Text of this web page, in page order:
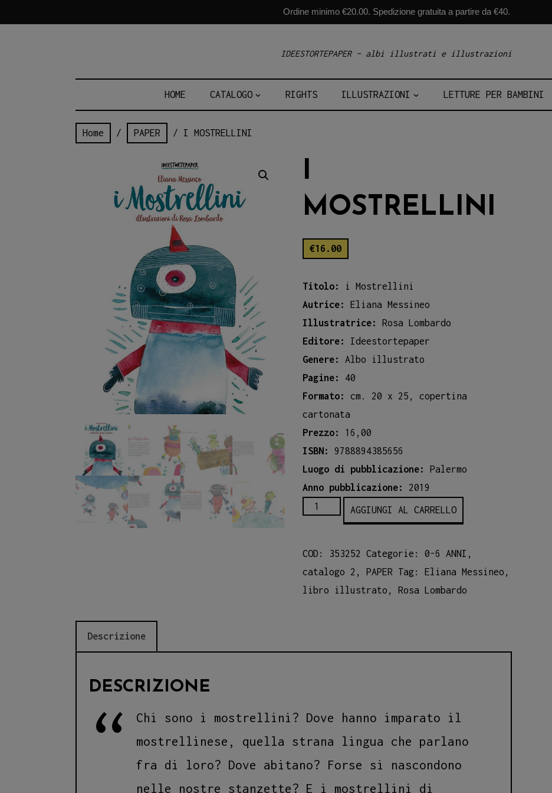
Ordine minimo €20.00. Spedizione gratuita a partire da €40.
IDEESTORTEPAPER – albi illustrati e illustrazioni
HOME CATALOGO RIGHTS ILLUSTRAZIONI LETTURE PER BAMBINI
Home / PAPER / I MOSTRELLINI
I
MOSTRELLINI
€16.00
Titolo:
i Mostrellini
Autrice:
Eliana Messineo
Illustratrice:
Rosa Lombardo
Editore: Ideestortepaper
Genere: Albo illustrato
Pagine: 40
Formato: cm. 20 x 25, copertina
cartonata
Prezzo: 16,00
ISBN: 9788894385656
Luogo di pubblicazione:
Palermo
Anno pubblicazione: 2019
MOSTRELLINI
AGGIUNGI AL CARRELLO
COD: 353252 Categorie: 0-6 ANNI ,
catalogo 2 , PAPER Tag: Eliana Messineo ,
libro illustrato , Rosa Lombardo
Descrizione
DESCRIZIONE
Chi sono i mostrellini? Dove hanno imparato il
mostrellinese, quella strana lingua che parlano
fra di loro? Dove abitano? Forse si nascondono
nelle nostre stanzette? E i mostrellini di